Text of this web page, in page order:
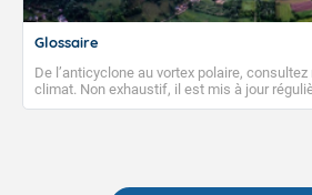
Glossaire
De l’anticyclone au vortex polaire,
climat. Non exhaustif, il est mis à jour
publications. Vous y trouverez également